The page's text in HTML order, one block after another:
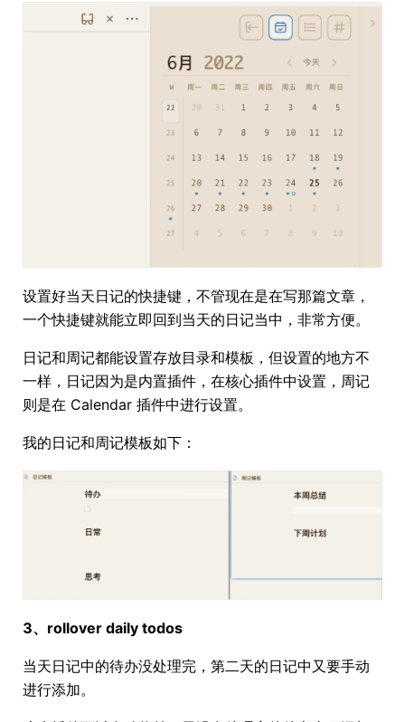
设置好当天日记的快捷键，不管现在是在写那篇文章，
一个快捷键就能立即回到当天的日记当中，非常方便。
日记和周记都能设置存放目录和模板，但设置的地方不
一样，日记因为是内置插件，在核心插件中设置，周记
则是在 Calendar 插件中进行设置。
我的日记和周记模板如下：
3、rollover daily todos
当天日记中的待办没处理完，第二天的日记中又要手动
进行添加。